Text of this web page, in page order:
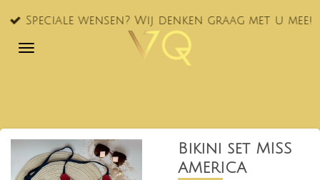
Ga
naar
Speciale wensen? Wij denken graag met u mee!
Bikini set MISS
AMERICA